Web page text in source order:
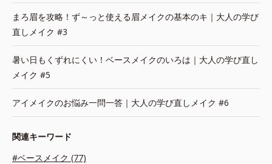
まろ眉を攻略！ず～っと使える眉メイクの基本のキ｜大人の学び
直しメイク #3
暑い日もくずれにくい！ベースメイクのいろは｜大人の学び直し
メイク #5
アイメイクのお悩み一問一答｜大人の学び直しメイク #6
関連キーワード
#ベースメイク (77)